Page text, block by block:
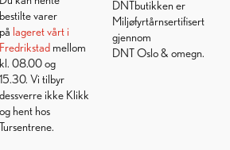
bestilte varer
på lageret vårt i
Fredrikstadmellom
kl. 08.00 og
15.30. Vi tilbyr
dessverre ikke Klikk
og hent hos
Tursentrene.
DNTbutikken er
Miljøfyrtårnsertifisert
gjennom
DNT Oslo & omegn.